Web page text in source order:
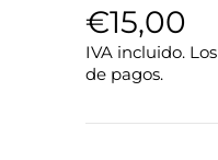
Precio
habitual
€15,00
IVA incluido. Los
de pagos.